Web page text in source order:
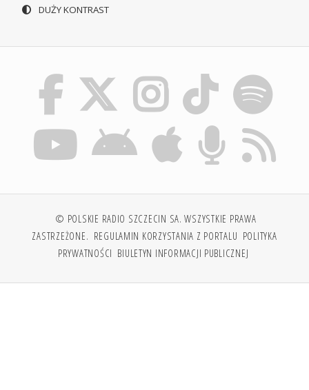
DUŻY KONTRAST
© POLSKIE RADIO SZCZECIN SA. WSZYSTKIE PRAWA
ZASTRZEŻONE. REGULAMIN KORZYSTANIA Z PORTALU POLITYKA
PRYWATNOŚCI BIULETYN INFORMACJI PUBLICZNEJ